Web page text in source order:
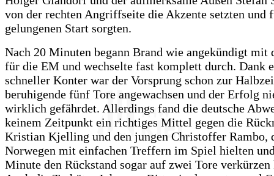
von der rechten Angriffseite die Akzente setzten und
gelungenen Start sorgten.
Nach 20 Minuten begann Brand wie angekündigt mit
für die EM und wechselte fast komplett durch. Dank
schneller Konter war der Vorsprung schon zur
beruhigende fünf Tore angewachsen und der Erfolg
wirklich gefährdet. Allerdings fand die deutsche
keinem Zeitpunkt ein richtiges Mittel gegen die
Kristian Kjelling und den jungen Christoffer Rambo,
Norwegen mit einfachen Treffern im Spiel hielten
Minute den Rückstand sogar auf zwei Tore verkürzen